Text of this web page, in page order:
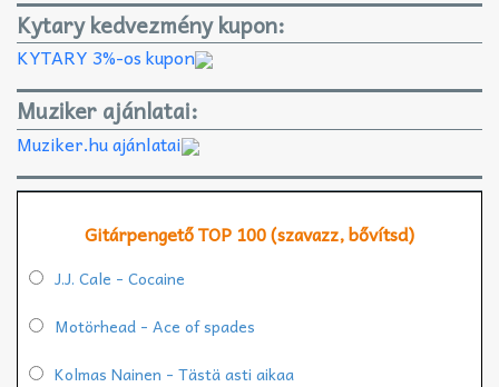
Kytary kedvezmény kupon:
KYTARY 3%-os kupon
Muziker ajánlatai:
Muziker.hu ajánlatai
Gitárpengető TOP 100 (szavazz, bővítsd)
J.J. Cale - Cocaine
Motörhead - Ace of spades
Kolmas Nainen - Tästä asti aikaa